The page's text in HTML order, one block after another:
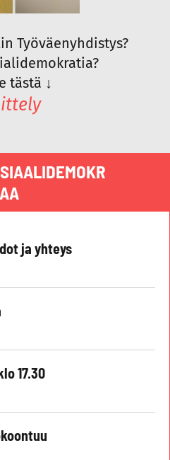
Työväenyhdistys?
tästä ↓
ja yhteys
17.30